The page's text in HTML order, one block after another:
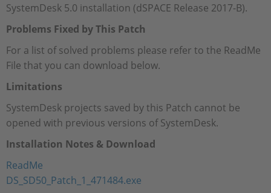
Karriere
SystemDesk 5.0 installation (dSPACE Release 2017-B).
Problems Fixed by This Patch
For a list of solved problems please refer to the ReadMe
File that you can download below.
Limitations
SystemDesk projects saved by this Patch cannot be
opened with previous versions of SystemDesk.
Installation Notes & Download
ReadMe
DS_SD50_Patch_1_471484.exe